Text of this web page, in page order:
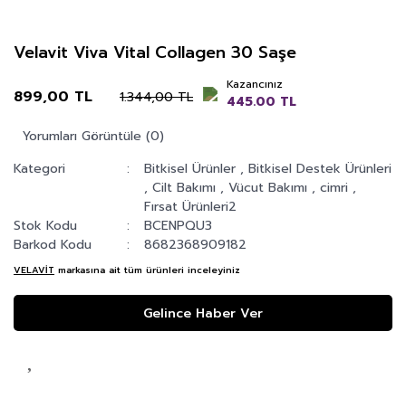
Velavit Viva Vital Collagen 30 Saşe
899,00 TL 1.344,00 TL
Kazancınız
445.00 TL
Yorumları Görüntüle (0)
Kategori
Bitkisel Ürünler ,Bitkisel Destek Ürünleri
,Cilt Bakımı ,Vücut Bakımı ,cimri ,
Fırsat Ürünleri2
Stok Kodu
BCENPQU3
Barkod Kodu
8682368909182
VELAVİT markasına ait tüm ürünleri inceleyiniz
Gelince Haber Ver